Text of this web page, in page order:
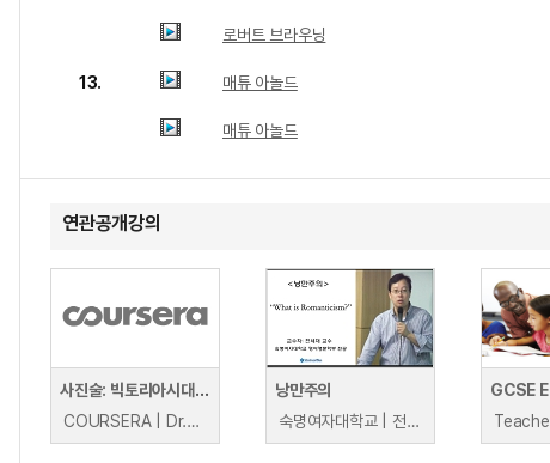
로버트 브라우닝
13. 매튜 아놀드
매튜 아놀드
연관공개강의
사진술: 빅토리아시대의 센세이션
COURSERA | Dr.Alison Morrison-Low
낭만주의
숙명여자대학교 | 전세재